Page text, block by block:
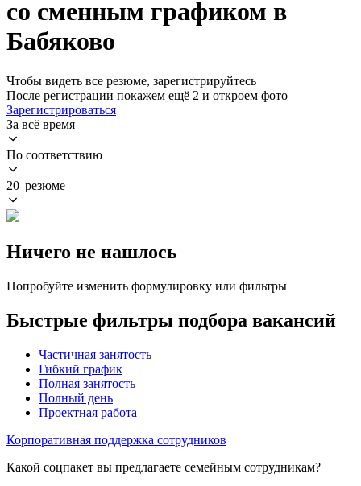
со сменным графиком в
Бабяково
Чтобы видеть все резюме, зарегистрируйтесь
После регистрации покажем ещё 2 и откроем фото
Зарегистрироваться
За всё время
По соответствию
20 резюме
Ничего не нашлось
Попробуйте изменить формулировку или фильтры
Быстрые фильтры подбора вакансий
Частичная занятость
Гибкий график
Полная занятость
Полный день
Проектная работа
Корпоративная поддержка сотрудников
Какой соцпакет вы предлагаете семейным сотрудникам?